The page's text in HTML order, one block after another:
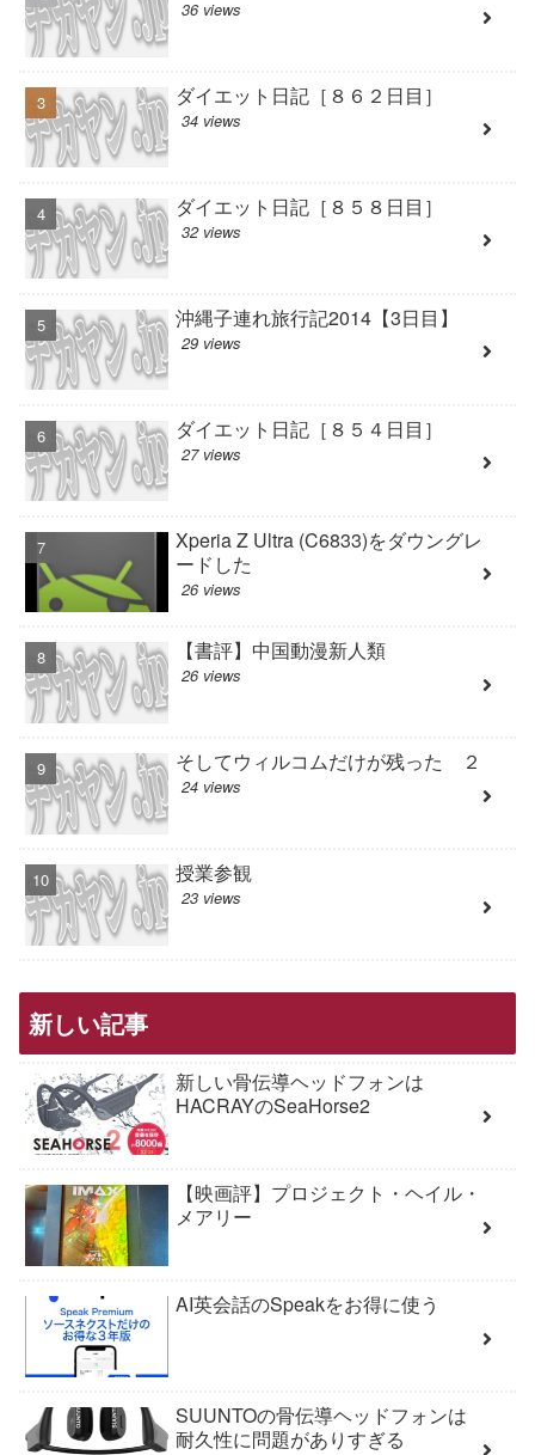
36 views
ダイエット日記［８６２日目］
34 views
ダイエット日記［８５８日目］
32 views
沖縄子連れ旅行記2014【3日目】
29 views
ダイエット日記［８５４日目］
27 views
Xperia Z Ultra (C6833)をダウングレ
ードした
26 views
【書評】中国動漫新人類
26 views
そしてウィルコムだけが残った ２
24 views
授業参観
23 views
新しい記事
新しい骨伝導ヘッドフォンは
HACRAYのSeaHorse2
【映画評】プロジェクト・ヘイル・
メアリー
AI英会話のSpeakをお得に使う
SUUNTOの骨伝導ヘッドフォンは
耐久性に問題がありすぎる